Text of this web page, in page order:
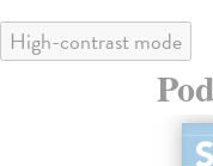
High-contrast mode